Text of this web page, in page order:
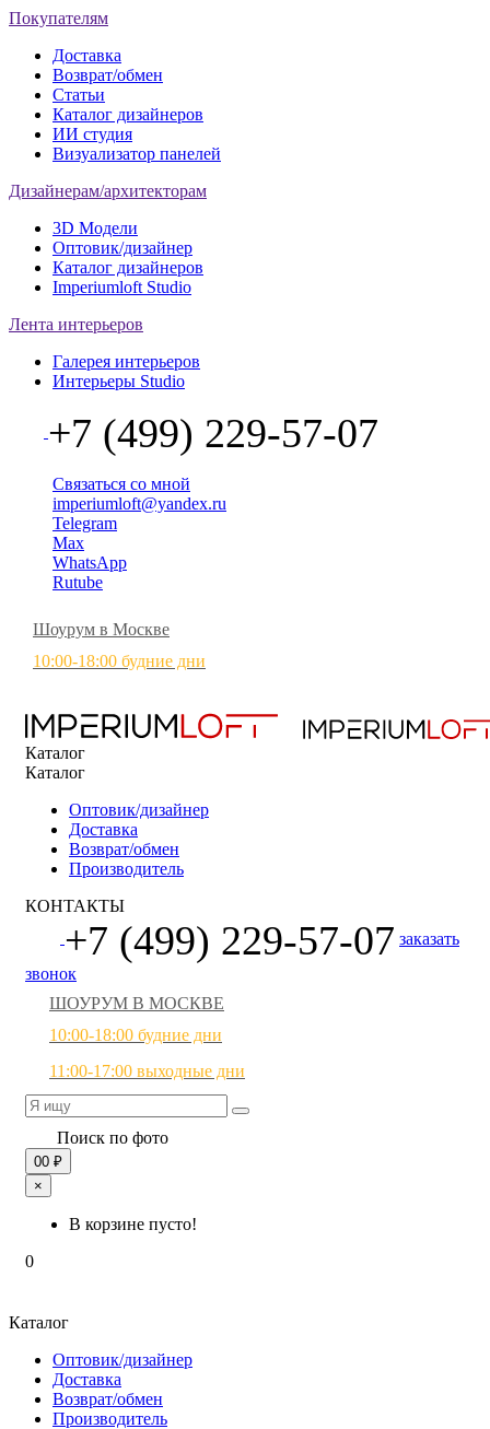
Покупателям
Доставка
Возврат/обмен
Статьи
Каталог дизайнеров
ИИ студия
Визуализатор панелей
Дизайнерам/архитекторам
3D Модели
Оптовик/дизайнер
Каталог дизайнеров
Imperiumloft Studio
Лента интерьеров
Галерея интерьеров
Интерьеры Studio
+7 (499) 229-57-07
Связаться со мной
imperiumloft@yandex.ru
Telegram
Max
WhatsApp
Rutube
Шоурум в Москве
10:00-18:00 будние дни
Каталог
Каталог
Оптовик/дизайнер
Доставка
Возврат/обмен
Производитель
КОНТАКТЫ
+7 (499) 229-57-07 заказать
звонок
ШОУРУМ В МОСКВЕ
10:00-18:00 будние дни
11:00-17:00 выходные дни
Поиск по фото
00 ₽
×
В корзине пусто!
0
Каталог
Оптовик/дизайнер
Доставка
Возврат/обмен
Производитель